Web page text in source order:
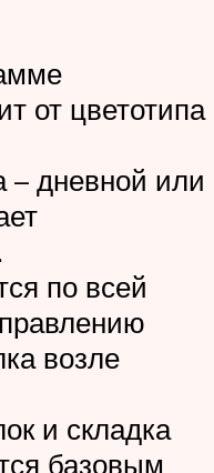
от цветотипа
– дневной или
по всей
возле
и складка
базовым